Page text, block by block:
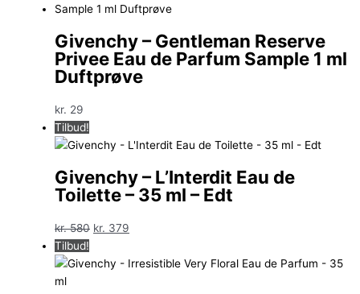
pris
kr. 1.030.
pris
kr. 595.
Givenchy – Gentleman Reserve
Privee Eau de Parfum Sample 1 ml
Duftprøve
kr. 29
Tilbud!
Givenchy – L’Interdit Eau de
Toilette – 35 ml – Edt
kr.580 Den
pris
kr. 379
pris
Tilbud!